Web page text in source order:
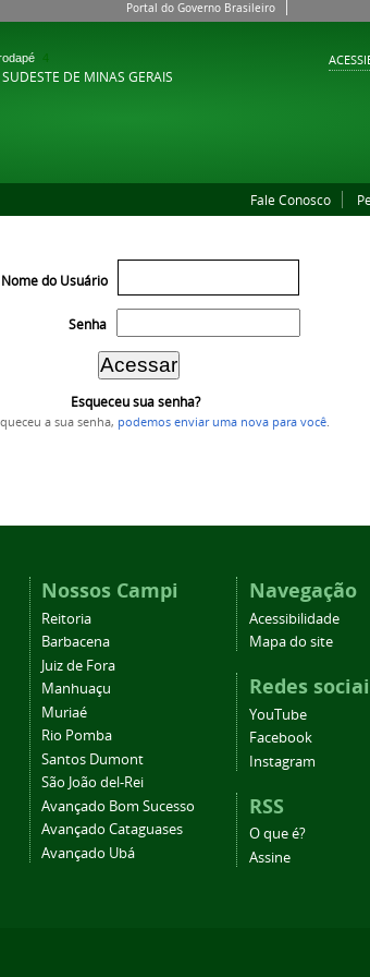
4
Portal do Governo Brasileiro
DE MINAS GERAIS
Fale Conosco
Nome do Usuário
Senha
Esqueceu sua senha?
a sua senha, podemos enviar uma nova para você.
Nossos Campi
Reitoria
Barbacena
Juiz de Fora
Manhuaçu
Muriaé
Rio Pomba
Santos Dumont
São João del-Rei
Avançado Bom Sucesso
Avançado Cataguases
Avançado Ubá
Navegação
Acessibilidade
Mapa do site
Redes
YouTube
Facebook
Instagram
RSS
O que é?
Assine